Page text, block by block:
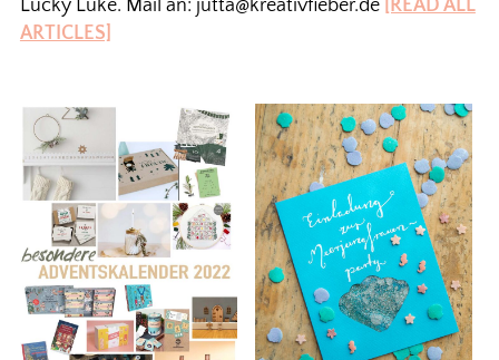
Lucky Luke. Mail an: jutta@kreativfieber.de [READ ALL
ARTICLES]